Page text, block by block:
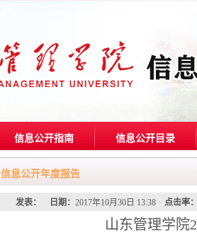
信息公开指南 信息公开目录
信息公开年度报告
发表： 日期： 2017年10月30日 13:38 点击率：
山东管理学院